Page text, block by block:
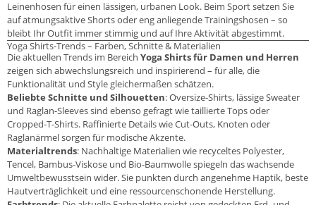
Leinenhosen für einen lässigen, urbanen Look. Beim Sport setzen Sie
auf atmungsaktive Shorts oder eng anliegende Trainingshosen – so
bleibt Ihr Outfit immer stimmig und auf Ihre Aktivität abgestimmt.
Yoga Shirts-Trends – Farben, Schnitte & Materialien
Die aktuellen Trends im Bereich Yoga Shirts für Damen und Herren
zeigen sich abwechslungsreich und inspirierend – für alle, die
Funktionalität und Style gleichermaßen schätzen.
Beliebte Schnitte und Silhouetten: Oversize-Shirts, lässige Sweater
und Raglan-Sleeves sind ebenso gefragt wie taillierte Tops oder
Cropped-T-Shirts. Raffinierte Details wie Cut-Outs, Knoten oder
Raglanärmel sorgen für modische Akzente.
Materialtrends: Nachhaltige Materialien wie recyceltes Polyester,
Tencel, Bambus-Viskose und Bio-Baumwolle spiegeln das wachsende
Umweltbewusstsein wider. Sie punkten durch angenehme Haptik, beste
Hautverträglichkeit und eine ressourcenschonende Herstellung.